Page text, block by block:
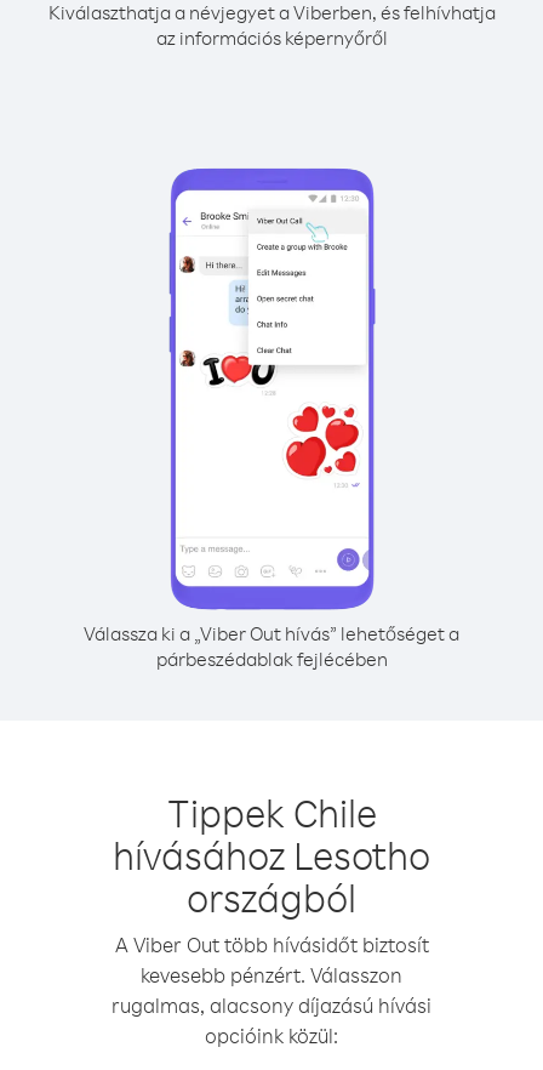
Kiválaszthatja a névjegyet a Viberben, és felhívhatja
az információs képernyőről
Válassza ki a „Viber Out hívás” lehetőséget a
párbeszédablak fejlécében
Tippek Chile
hívásához Lesotho
országból
A Viber Out több hívásidőt biztosít
kevesebb pénzért. Válasszon
rugalmas, alacsony díjazású hívási
opcióink közül: